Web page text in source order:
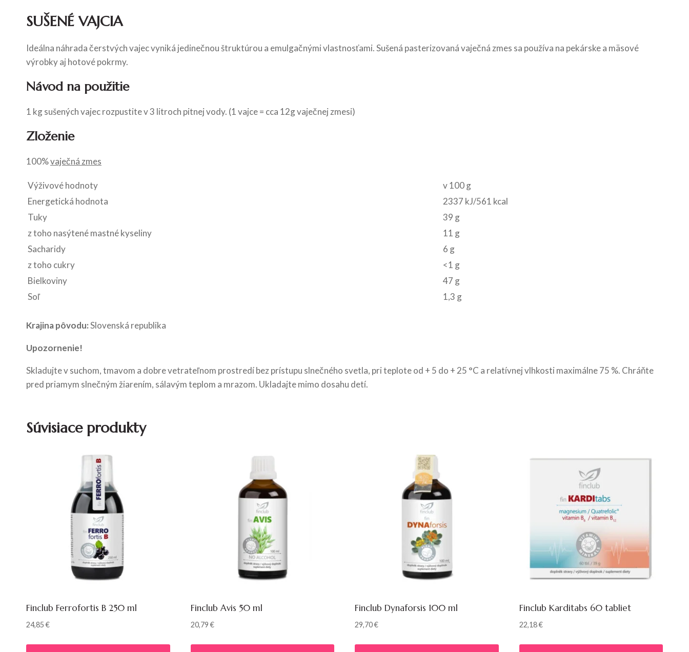
SUŠENÉ VAJCIA
Ideálna náhrada čerstvých vajec vyniká jedinečnou štruktúrou a emulgačnými vlastnosťami. Sušená pasterizovaná vaječná zmes sa používa na pekárske a mäsové
výrobky aj hotové pokrmy.
Návod na použitie
1 kg sušených vajec rozpustite v 3 litroch pitnej vody. (1 vajce = cca 12g vaječnej zmesi)
Zloženie
100%vaječná zmes
Výživové hodnoty
v 100 g
Energetická hodnota
2337 kJ/561 kcal
Tuky
39 g
z toho nasýtené mastné kyseliny
11 g
Sacharidy
6 g
z toho cukry
<1 g
Bielkoviny
47 g
Soľ
1,3 g
Krajina pôvodu:Slovenská republika
Upozornenie!
Skladujte v suchom, tmavom a dobre vetrateľnom prostredí bez prístupu slnečného svetla, pri teplote od + 5 do + 25 °C a relatívnej vlhkosti maximálne 75 %. Chráňte
pred priamym slnečným žiarením, sálavým teplom a mrazom. Ukladajte mimo dosahu detí.
Súvisiace produkty
Finclub Ferrofortis B 250 ml
24,85€
Finclub Avis 50 ml
20,79€
Finclub Dynaforsis 100 ml
29,70€
Finclub Karditabs 60 tabliet
22,18€